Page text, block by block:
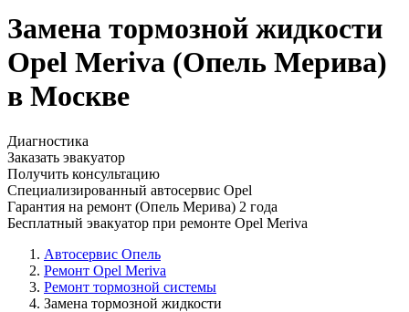
Замена тормозной жидкости
Opel Meriva (Опель Мерива)
в Москве
Диагностика
Заказать эвакуатор
Получить консультацию
Специализированный автосервис Opel
Гарантия на ремонт (Опель Мерива) 2 года
Бесплатный эвакуатор при ремонте Opel Meriva
Автосервис Опель
Ремонт Opel Meriva
Ремонт тормозной системы
Замена тормозной жидкости